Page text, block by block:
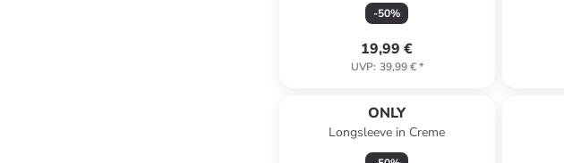
-50%
19,99 €
UVP: 39,99 €*
ONLY
Longsleeve in Creme